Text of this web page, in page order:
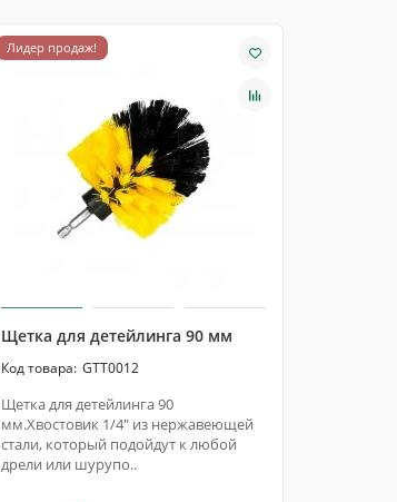
Лидер продаж!
Щетка для детейлинга 90 мм
GTT0012
Щетка для детейлинга 90
мм.Хвостовик 1/4" из нержавеющей
стали, который подойдут к любой
дрели или шурупо..